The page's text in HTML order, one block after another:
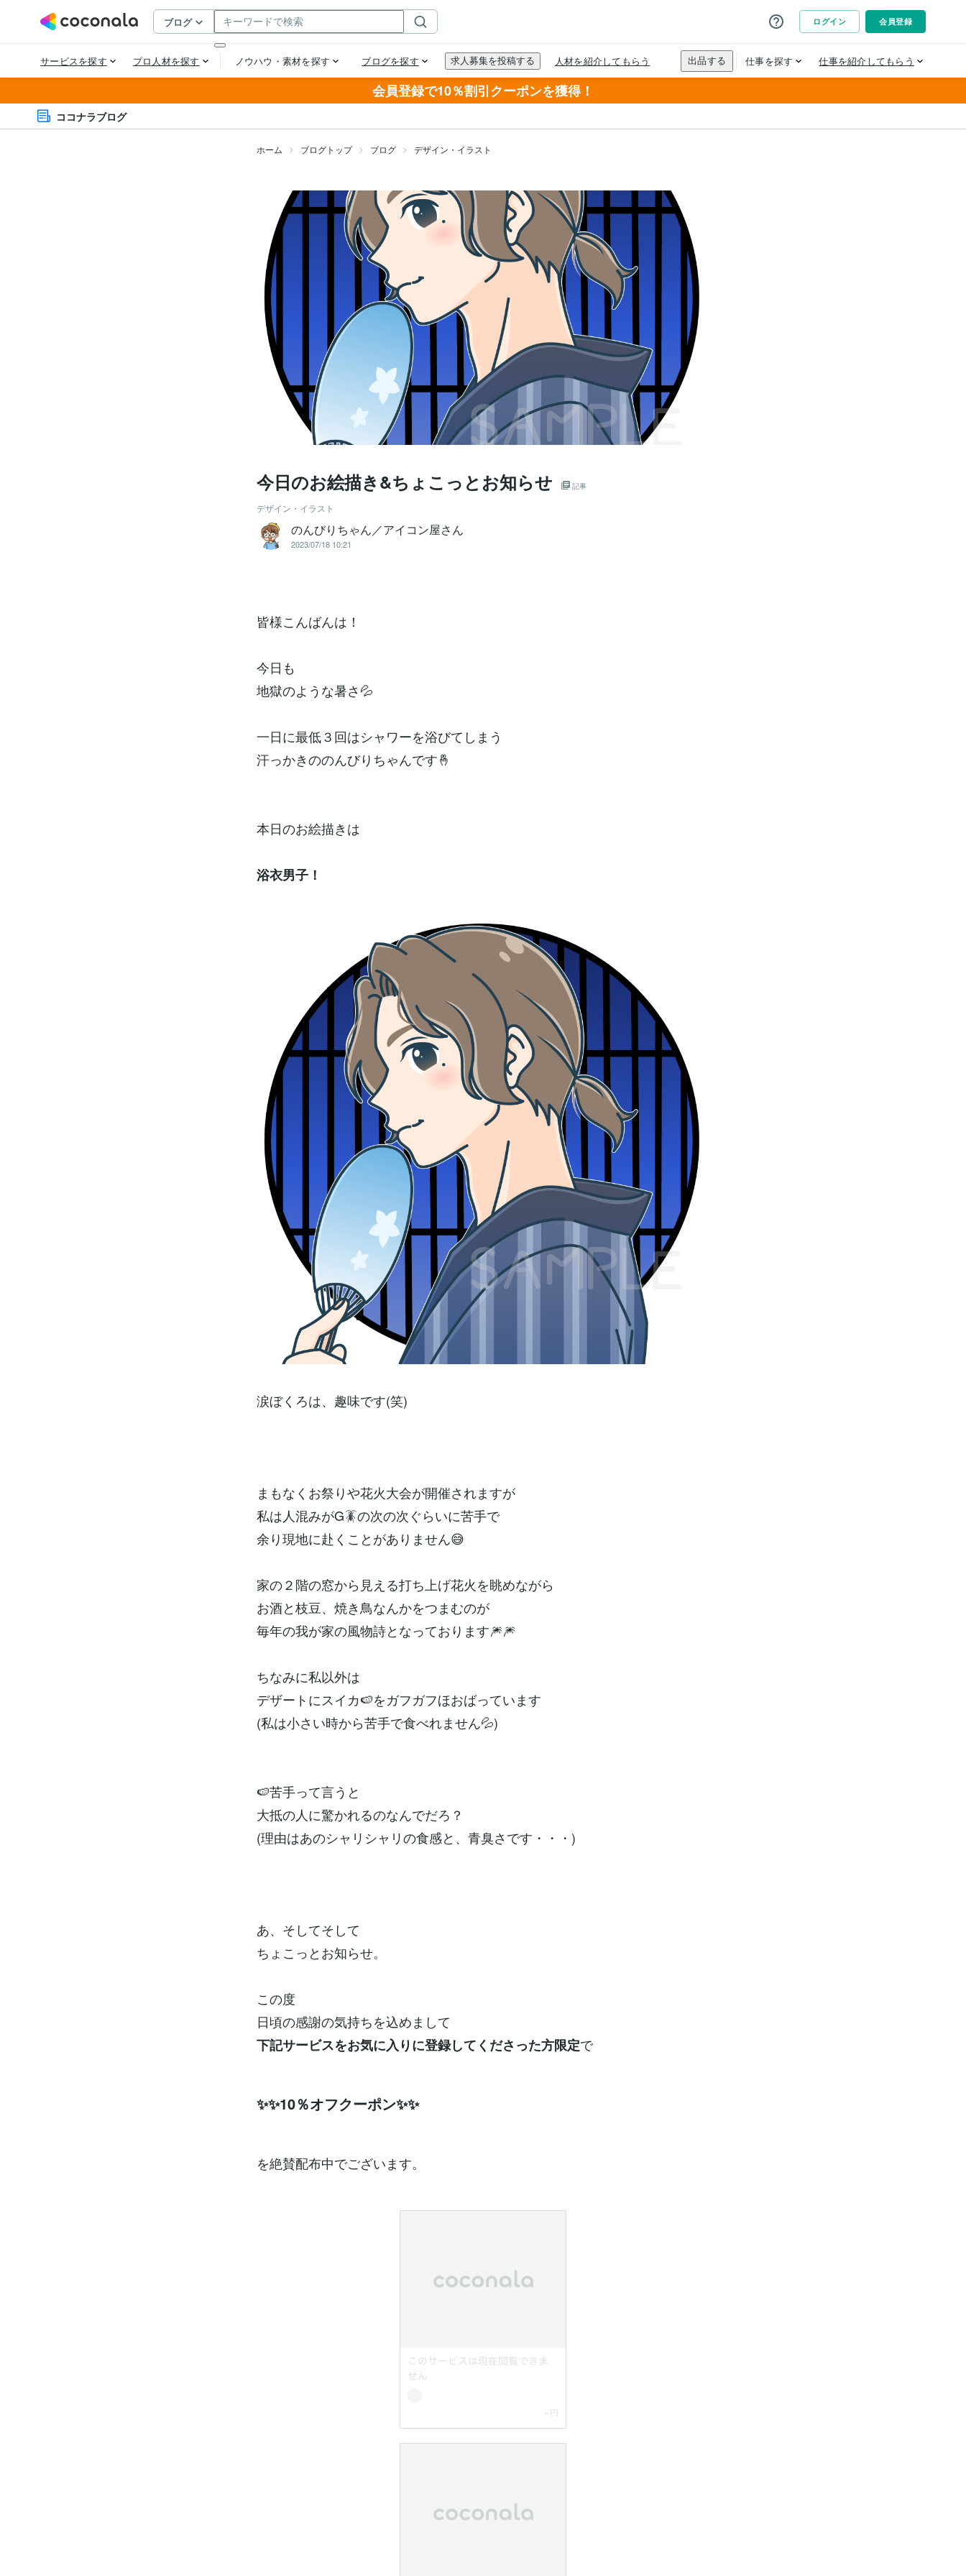
会員登録で10％割引クーポンを獲得！
ココナラブログ
ホーム ブログトップ ブログ デザイン・イラスト
今日のお絵描き&ちょこっとお知らせ 記事
デザイン・イラスト
のんびりちゃん／アイコン屋さん
2023/07/18 10:21
皆様こんばんは！
今日も
地獄のような暑さ💦
一日に最低３回はシャワーを浴びてしまう
汗っかきののんびりちゃんです🤞
本日のお絵描きは
浴衣男子！
涙ぼくろは、趣味です(笑)
まもなくお祭りや花火大会が開催されますが
私は人混みがG🪳の次の次ぐらいに苦手で
余り現地に赴くことがありません😅
家の２階の窓から見える打ち上げ花火を眺めながら
お酒と枝豆、焼き鳥なんかをつまむのが
毎年の我が家の風物詩となっております🎆🎆
ちなみに私以外は
デザートにスイカ🍉をガフガフほおばっています
(私は小さい時から苦手で食べれません💦)
🍉苦手って言うと
大抵の人に驚かれるのなんでだろ？
(理由はあのシャリシャリの食感と、青臭さです・・・)
あ、そしてそして
ちょこっとお知らせ。
この度
日頃の感謝の気持ちを込めまして
下記サービスをお気に入りに登録してくださった方限定で
✨✨10％オフクーポン✨✨
を絶賛配布中でございます。